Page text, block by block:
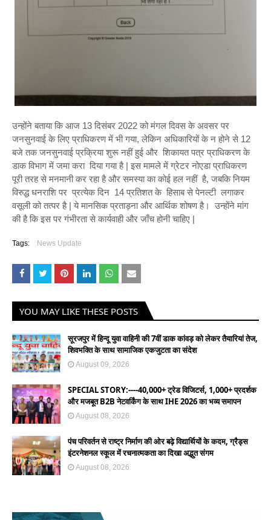
उन्होंने बताया कि आज 13 दिसंबर 2022 को मंगल दिवस के अवसर पर
जनसुनवाई के लिए प्राधिकरण में भी गया, लेकिन अधिकारियों के न होने से 12
बजे तक जनसुनवाई प्रक्रिया शुरू नहीं हुई और शिकायत पत्र प्राधिकरण के
डाक विभाग में जमा करा दिया गया है | इस मामले में ग्रेटर नोएडा प्राधिकरण
पूरी तरह से मनमानी कर रहा है और समस्या का कोई हल नहीं है, जबकि नियम
विरुद्ध धनराशि पर प्रत्येक दिन 14 प्रतिशत के हिसाब से पेनल्टी लगाकर
वसूली को तत्पर है | ये मानसिक प्रताड़ना और आर्थिक शोषण है। उन्होंने मांग
की है कि इस पर गंभीरता से कार्यवाही और जाँच होनी चाहिए |
Tags: News Update
YOU MAY LIKE THESE POSTS
सूरजपुर में हिन्दू युवा वाहिनी की 7वीं डाक कांवड़ को लेकर तैयारियां तेज,
शिवभक्ति के साथ सामाजिक एकजुटता का संदेश
August 09, 2026
SPECIAL STORY:----40,000+ ट्रेड विजिटर्स, 1,000+ प्रदर्शक
और मजबूत B2B नेटवर्किंग के साथ IHE 2026 का भव्य समापन
August 08, 2026
पंच परिवर्तन से राष्ट्र निर्माण की ओर बढ़े विद्यार्थियों के कदम, ग्रैड्स
इंटरनेशनल स्कूल में रचनात्मकता का दिखा अद्भुत संगम
August 08, 2026